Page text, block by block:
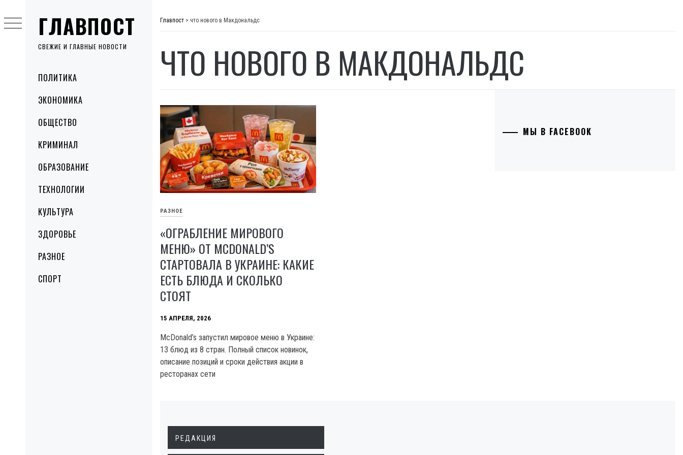
ГЛАВПОСТ
СВЕЖИЕ И ГЛАВНЫЕ НОВОСТИ
MenuПОЛИТИКА
ЭКОНОМИКА
ОБЩЕСТВО
КРИМИНАЛ
ОБРАЗОВАНИЕ
ТЕХНОЛОГИИ
КУЛЬТУРА
ЗДОРОВЬЕ
РАЗНОЕ
СПОРТ
to
content
Главпост > что нового в Макдональдс
ЧТО НОВОГО В МАКДОНАЛЬДС
РАЗНОЕ
«ОГРАБЛЕНИЕ МИРОВОГО
МЕНЮ» ОТ MCDONALD’S
СТАРТОВАЛА В УКРАИНЕ: КАКИЕ
ЕСТЬ БЛЮДА И СКОЛЬКО
СТОЯТ
15 АПРЕЛЯ, 2026
McDonald’s запустил мировое меню в Украине:
13 блюд из 8 стран. Полный список новинок,
описание позиций и сроки действия акции в
ресторанах сети
МЫ В FACEBOOK
РЕДАКЦИЯ